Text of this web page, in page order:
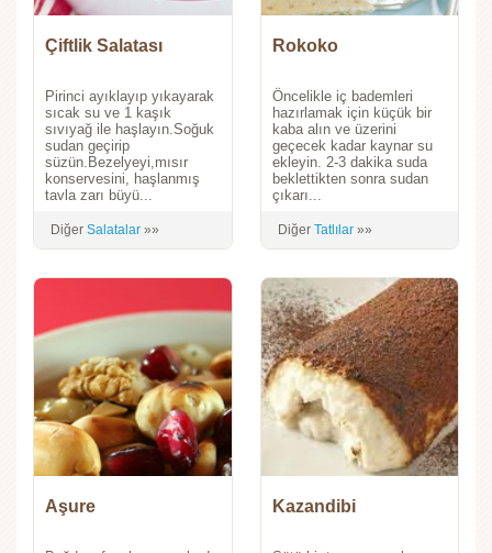
Çiftlik Salatası
Pirinci ayıklayıp yıkayarak
sıcak su ve 1 kaşık
sıvıyağ ile haşlayın.Soğuk
sudan geçirip
süzün.Bezelyeyi,mısır
konservesini, haşlanmış
tavla zarı büyü...
Diğer Salatalar »»
Rokoko
Öncelikle iç bademleri
hazırlamak için küçük bir
kaba alın ve üzerini
geçecek kadar kaynar su
ekleyin. 2-3 dakika suda
beklettikten sonra sudan
çıkarı...
Diğer Tatlılar»»
Aşure Kazandibi